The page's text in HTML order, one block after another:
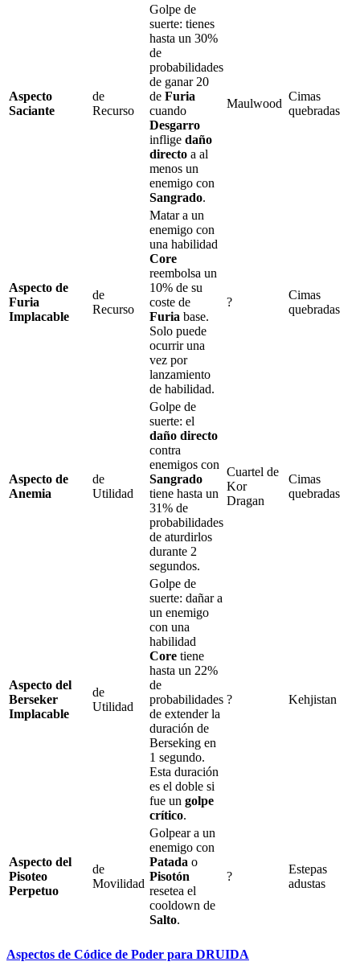
Aspecto
Saciante
de
Recurso
Golpe de
suerte: tienes
hasta un 30%
de
probabilidades
de ganar20
de Furia
cuando
Desgarro
inflige daño
directo a al
menos un
enemigo con
Sangrado.
Maulwood
Cimas
quebradas
Aspecto de
Furia
Implacable
de
Recurso
Matar a un
enemigo con
una habilidad
Core
reembolsa un
10% de su
coste de
Furia base.
Solo puede
ocurrir una
vez por
lanzamiento
de habilidad.
?
Cimas
quebradas
Aspecto de
Anemia
de
Utilidad
Golpe de
suerte: el
daño directo
contra
enemigos con
Sangrado
tiene hasta un
31% de
probabilidades
de aturdirlos
durante 2
segundos.
Cuartel de
Kor
Dragan
Cimas
quebradas
Aspecto del
Berseker
Implacable
de
Utilidad
Golpe de
suerte: dañar a
un enemigo
con una
habilidad
Core tiene
hasta un 22%
de
probabilidades
de extender la
duración de
Berseking en
1 segundo.
Esta duración
es el doble si
fue un golpe
crítico.
? Kehjistan
Aspecto del
Pisoteo
Perpetuo
de
Movilidad
Golpear a un
enemigo con
Patada o
Pisotón
resetea el
cooldown de
Salto.
?
Estepas
adustas
Aspectos de Códice de Poder para DRUIDA